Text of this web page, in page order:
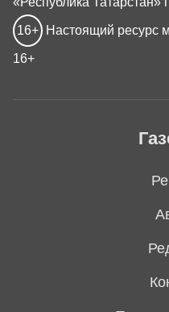
16+ Настоящий ресурс
16+